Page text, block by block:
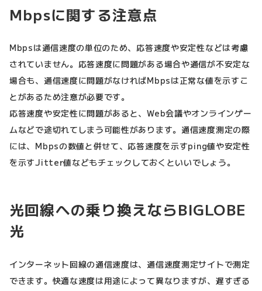
Mbpsに関する注意点
Mbpsは通信速度の単位のため、応答速度や安定性などは考慮
されていません。応答速度に問題がある場合や通信が不安定な
場合も、通信速度に問題がなければMbpsは正常な値を示すこ
とがあるため注意が必要です。
応答速度や安定性に問題があると、Web会議やオンラインゲー
ムなどで途切れてしまう可能性があります。通信速度測定の際
には、Mbpsの数値と併せて、応答速度を示すping値や安定性
を示すJitter値などもチェックしておくといいでしょう。
光回線への乗り換えならBIGLOBE
光
インターネット回線の通信速度は、通信速度測定サイトで測定
できます。快適な速度は用途によって異なりますが、遅すぎる